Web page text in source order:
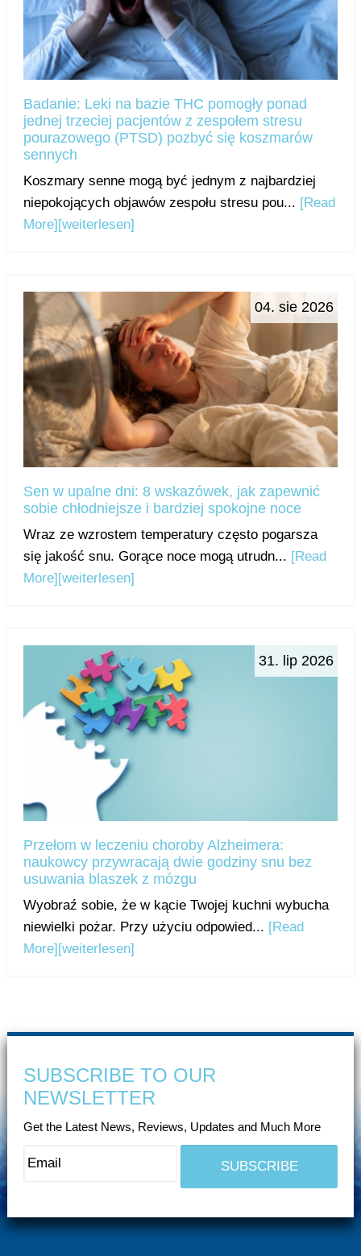
Badanie: Leki na bazie THC pomogły ponad
jednej trzeciej pacjentów z zespołem stresu
pourazowego (PTSD) pozbyć się koszmarów
sennych
Koszmary senne mogą być jednym z najbardziej
niepokojących objawów zespołu stresu pou... [Read
More] [weiterlesen]
04. sie 2026
Sen w upalne dni: 8 wskazówek, jak zapewnić
sobie chłodniejsze i bardziej spokojne noce
Wraz ze wzrostem temperatury często pogarsza
się jakość snu. Gorące noce mogą utrudn... [Read
More] [weiterlesen]
31. lip 2026
Przełom w leczeniu choroby Alzheimera:
naukowcy przywracają dwie godziny snu bez
usuwania blaszek z mózgu
Wyobraź sobie, że w kącie Twojej kuchni wybucha
niewielki pożar. Przy użyciu odpowied... [Read
More] [weiterlesen]
SUBSCRIBE TO OUR
NEWSLETTER
Get the Latest News, Reviews, Updates and Much More